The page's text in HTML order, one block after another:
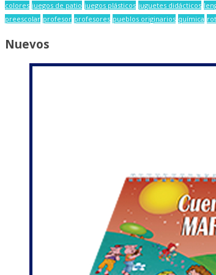
colores juegos de patio juegos plásticos juguetes didácticos
preescolar profesor profesores pueblos originarios química
Nuevos